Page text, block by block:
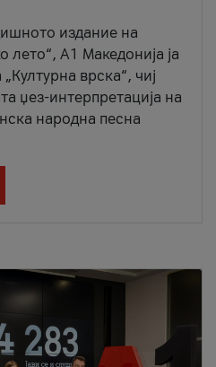
издание на
лето“, А1 Македонија ја
врска“, чиј
џез-интерпретација на
народна песна